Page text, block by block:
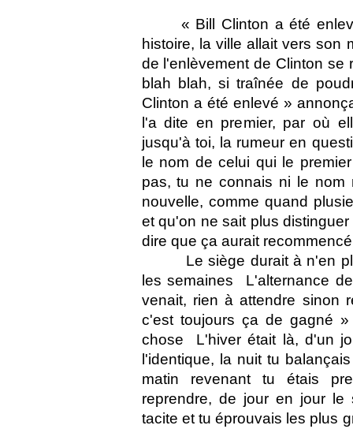
« Bill Clinton a été
histoire, la ville allait vers son
de l'enlèvement de Clinton se
blah blah, si traînée de
Clinton a été enlevé »
l'a dite en premier, par où
jusqu'à toi, la rumeur en
le nom de celui qui le
pas, tu ne connais ni le
nouvelle, comme quand
et qu'on ne sait plus
dire que ça aurait recommencé
Le siège durait à n'en
les semaines  L'alternance
venait, rien à attendre sinon
c'est toujours ça de gagné
chose
L'hiver était là, d'un
l'identique, la nuit tu
matin revenant tu étais
reprendre, de jour en jour le
tacite et tu éprouvais les plus